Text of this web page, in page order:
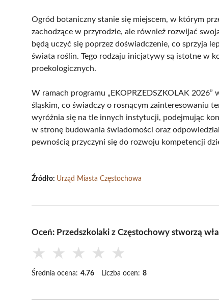
Ogród botaniczny stanie się miejscem, w którym
zachodzące w przyrodzie, ale również rozwijać
będą uczyć się poprzez doświadczenie, co sprzyja
świata roślin. Tego rodzaju inicjatywy są istotne w
proekologicznych.
W ramach programu „EKOPRZEDSZKOLAK
śląskim, co świadczy o rosnącym zainteresowaniu
wyróżnia się na tle innych instytucji, podejmując
w stronę budowania świadomości oraz
pewnością przyczyni się do rozwoju kompetencji
Źródło: Urząd Miasta Częstochowa
Oceń: Przedszkolaki z Częstochowy stworzą
★ ★ ★ ★ ★
Średnia ocena: 4.76 Liczba ocen: 8